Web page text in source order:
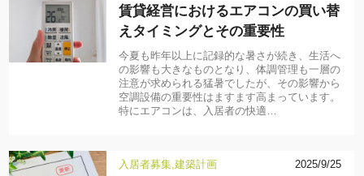
賃貸経営におけるエアコンの買い替
えタイミングとその重要性
今夏も昨年以上に記録的な暑さが続き、生活へ
の影響も大きなものとなり、体調管理も一層の
注意が求められる猛暑でしたが、その影響から
空調設備の重要性はますます高まっています。
特にエアコンは、入居者の快適…
入居者募集 建築計画 2025/9/25